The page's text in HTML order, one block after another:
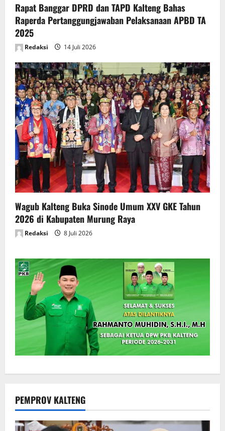
Rapat Banggar DPRD dan TAPD Kalteng Bahas
Raperda Pertanggungjawaban Pelaksanaan APBD TA
2025
Redaksi 14 Juli 2026
Wagub Kalteng Buka Sinode Umum XXV GKE Tahun
2026 di Kabupaten Murung Raya
Redaksi 8 Juli 2026
PEMPROV KALTENG